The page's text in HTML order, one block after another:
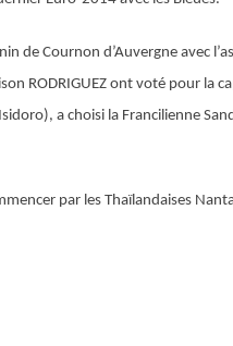
de Cournon d’Auvergne avec
RODRIGUEZont voté pour la
a choisi la Francilienne
par les Thaïlandaises